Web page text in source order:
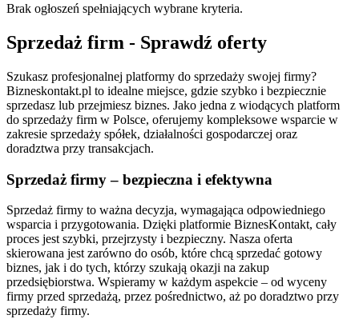
Brak ogłoszeń spełniających wybrane kryteria.
Sprzedaż firm - Sprawdź oferty
Szukasz profesjonalnej platformy do sprzedaży swojej firmy?
Bizneskontakt.pl to idealne miejsce, gdzie szybko i bezpiecznie
sprzedasz lub przejmiesz biznes. Jako jedna z wiodących platform
do sprzedaży firm w Polsce, oferujemy kompleksowe wsparcie w
zakresie sprzedaży spółek, działalności gospodarczej oraz
doradztwa przy transakcjach.
Sprzedaż firmy – bezpieczna i efektywna
Sprzedaż firmy to ważna decyzja, wymagająca odpowiedniego
wsparcia i przygotowania. Dzięki platformie BiznesKontakt, cały
proces jest szybki, przejrzysty i bezpieczny. Nasza oferta
skierowana jest zarówno do osób, które chcą sprzedać gotowy
biznes, jak i do tych, którzy szukają okazji na zakup
przedsiębiorstwa. Wspieramy w każdym aspekcie – od wyceny
firmy przed sprzedażą, przez pośrednictwo, aż po doradztwo przy
sprzedaży firmy.